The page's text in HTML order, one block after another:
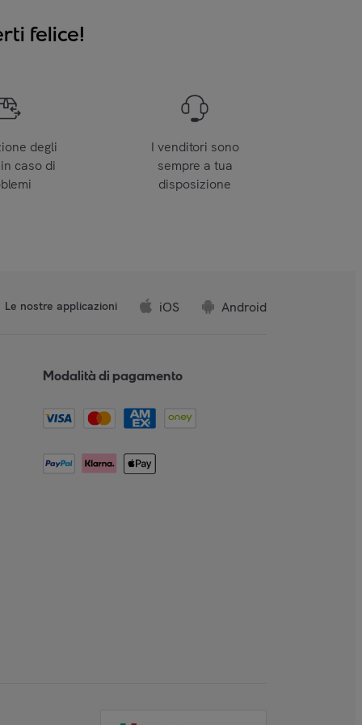
felice!
degli
caso di
I venditori sono
sempre a tua
disposizione
Le nostre applicazioni iOS Android
Modalità di pagamento